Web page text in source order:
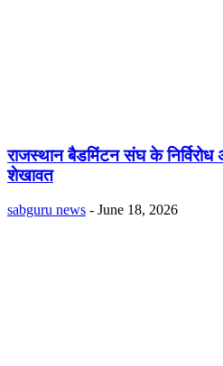
राजस्थान बैडमिंटन संघ के
शेखावत
sabguru news - June 18, 2026